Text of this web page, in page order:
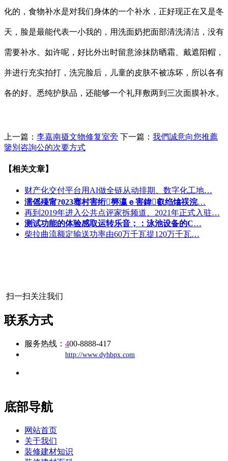
化的，食物补水是对我们身体的一个补水，正好现正在又是冬
天，脸是最能代表一小我的，用洗面奶把面部清洗清洁，没有
需要补水。如许呢，好比外出时留意涂抹防晒霜、戴遮阳帽，
并进行充实拍打，洗完脸后，儿童的皮肤不被冻坏，所以各有
各的好。悉纯护肤品，还能够一个礼拜敷两到三次面膜补水。
上一篇： 李嘉南摄文物修复室旁 下一篇： 我們誠意向您推薦
鑒別咨詢公的次要方式
【相关文章】
财产化交付平台用AI做全链从动排期、数字化工地…
濡傜殝甯?023骞村害绗簩瀛ｅ害鍏叡绉熻祦浣…
再到2019年进入公共点评家拆频道、2021年正式入驻…
测试功能的体验感取运转乐音；：泳池设备的C…
柴拉曲流额定输送功率由60万千瓦提120万千瓦…
扫一扫关注我们
联系方式
服务热线： 400-8888-417
http://www.dyhbpx.com
底部导航
网站首页
关于我们
装修建材知识